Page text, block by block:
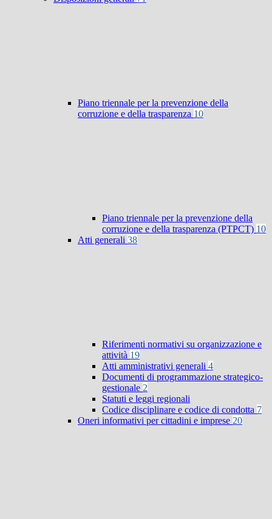
Piano triennale per la prevenzione della
corruzione e della trasparenza 10
Piano triennale per la prevenzione della
corruzione e della trasparenza (PTPCT) 10
Atti generali 38
Riferimenti normativi su organizzazione e
attività 19
Atti amministrativi generali 4
Documenti di programmazione strategico-
gestionale 2
Statuti e leggi regionali
Codice disciplinare e codice di condotta 7
Oneri informativi per cittadini e imprese 20